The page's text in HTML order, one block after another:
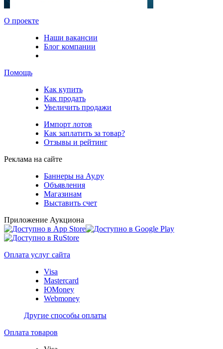
О проекте
Наши вакансии
Блог компании
Помощь
Как купить
Как продать
Увеличить продажи
Импорт лотов
Как заплатить за товар?
Отзывы и рейтинг
Реклама на сайте
Баннеры на Ау.ру
Объявления
Магазинам
Выставить счет
Приложение Аукциона
Оплата услуг сайта
Visa
Mastercard
ЮMoney
Webmoney
Другие способы оплаты
Оплата товаров